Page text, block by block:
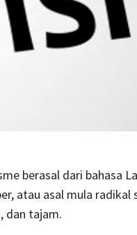
berasal dari bahasa
atau asal mula radikal
dan tajam.